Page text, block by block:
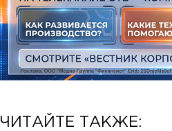
ЧИТАЙТЕ ТАКЖЕ: